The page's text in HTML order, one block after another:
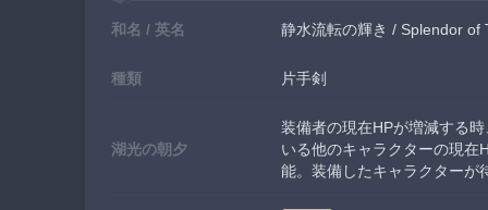
和名 / 英名 静水流転の輝き / Splendor of
種類 片手剣
湖光の朝夕
装備者の現在HPが増減する
いる他のキャラクターの現在
能。装備したキャラクターが